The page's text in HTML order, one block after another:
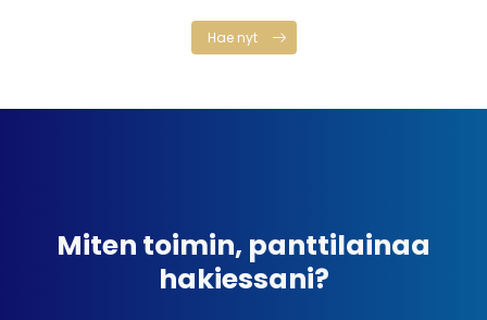
Hae nyt
Miten toimin, panttilainaa
hakiessani?